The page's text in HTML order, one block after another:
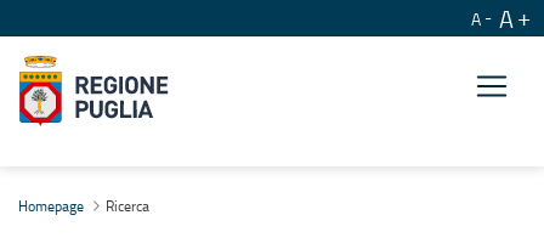
A A
Homepage Ricerca